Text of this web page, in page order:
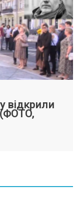
відкрили
(ФОТО,